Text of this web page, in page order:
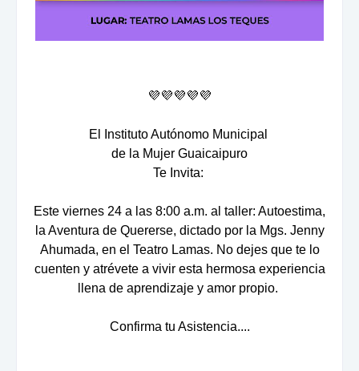
💜💜💜💜💜
El Instituto Autónomo Municipal
de la Mujer Guaicaipuro
Te Invita:
Este viernes 24 a las 8:00 a.m. al taller: Autoestima,
la Aventura de Quererse, dictado por la Mgs. Jenny
Ahumada, en el Teatro Lamas. No dejes que te lo
cuenten y atrévete a vivir esta hermosa experiencia
llena de aprendizaje y amor propio.
Confirma tu Asistencia....